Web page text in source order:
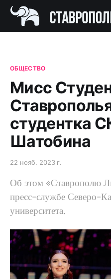
ОБЩЕСТВО
Мисс
студентка
Шатобина
22 нояб. 2023 г.
Об этом «Ставрополю
пресс-службе Северо-
университета.